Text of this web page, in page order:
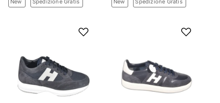
New Spedizione Gratis New Spedizione Gratis